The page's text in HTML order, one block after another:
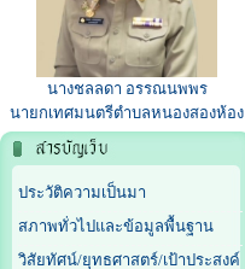
นางชลลดา อรรณนพพร
นายกเทศมนตรีตำบลหนองสองห้อง
ประวัติความเป็นมา
สภาพทั่วไปและข้อมูลพื้นฐาน
วิสัยทัศน์/ยุทธศาสตร์/เป้าประสงค์